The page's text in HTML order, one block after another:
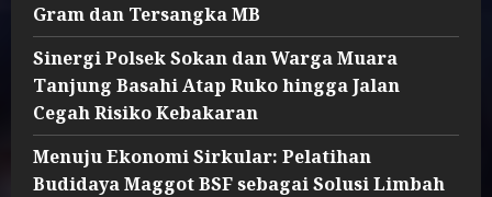
Gram dan Tersangka MB
Sinergi Polsek Sokan dan Warga Muara
Tanjung Basahi Atap Ruko hingga Jalan
Cegah Risiko Kebakaran
Menuju Ekonomi Sirkular: Pelatihan
Budidaya Maggot BSF sebagai Solusi Limbah